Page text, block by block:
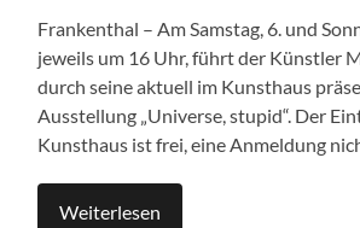
Frankenthal – Am Samstag, 6. und
jeweils um 16 Uhr, führt der Künstler
durch seine aktuell im Kunsthaus
Ausstellung „Universe, stupid“. Der
Kunsthaus ist frei, eine Anmeldung
Weiterlesen